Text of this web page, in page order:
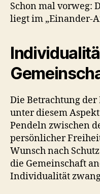
Schon mal vorweg:
liegt im „Einander-
Die Betrachtung der
unter diesem
Pendeln zwischen
persönlicher
Wunsch nach
die Gemeinschaft
Individualität